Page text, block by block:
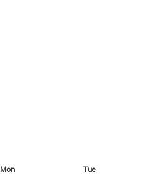
Mon Tue